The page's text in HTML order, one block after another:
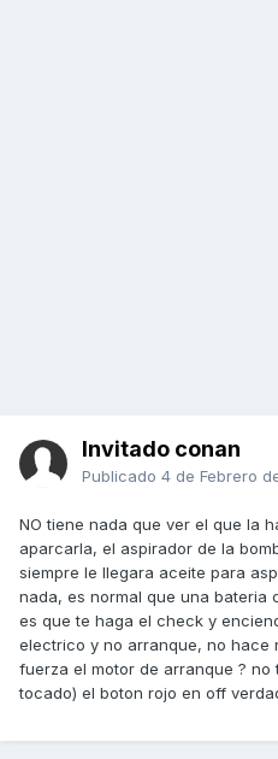
Invitado conan
Publicado 4 de Febrero
NO tiene nada que ver el que la
aparcarla, el aspirador de la
siempre le llegara aceite para
nada, es normal que una bateria
es que te haga el check y
electrico y no arranque, no hace
fuerza el motor de arranque ?
tocado) el boton rojo en off